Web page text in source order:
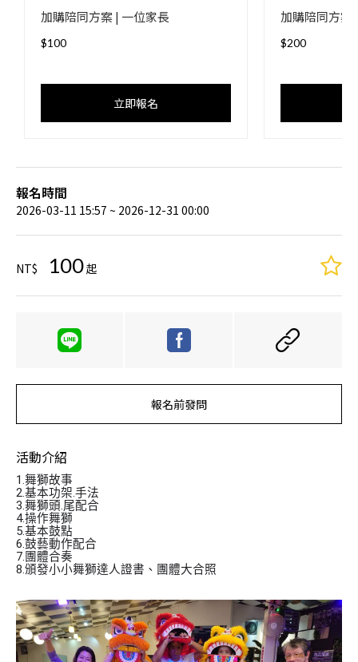
加購陪同方案 | 一位家長
$100
立即報名
加購陪同方案
$200
報名時間
2026-03-11 15:57 ~ 2026-12-31 00:00
NT$ 100起
報名前發問
活動介紹
1.舞獅故事
2.基本功架.手法
3.舞獅頭.尾配合
4.操作舞獅
5.基本鼓點
6.鼓藝動作配合
7.團體合奏
8.頒發小小舞獅達人證書、團體大合照